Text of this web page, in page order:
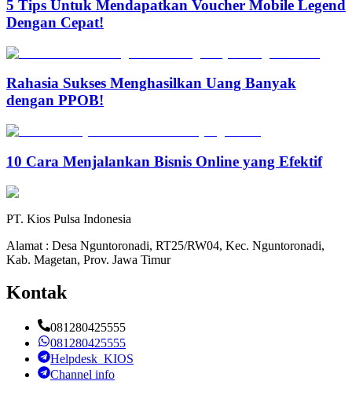
5 Tips Untuk Mendapatkan Voucher Mobile Legend
Dengan Cepat!
Rahasia Sukses Menghasilkan Uang Banyak
dengan PPOB!
10 Cara Menjalankan Bisnis Online yang Efektif
PT. Kios Pulsa Indonesia
Alamat : Desa Nguntoronadi, RT25/RW04, Kec. Nguntoronadi,
Kab. Magetan, Prov. Jawa Timur
Kontak
081280425555
081280425555
Helpdesk_KIOS
Channel info